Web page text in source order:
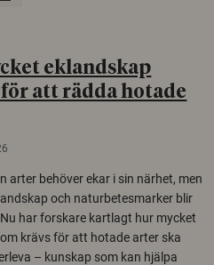
eklandskap
att rädda hotade
arter behöver ekar i sin närhet, men
och naturbetesmarker blir
har forskare kartlagt hur mycket
krävs för att hotade arter ska
– kunskap som kan hjälpa